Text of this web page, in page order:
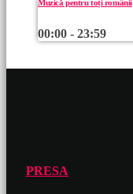
Muzică pentru toți românii
00:00 - 23:59
PRESA